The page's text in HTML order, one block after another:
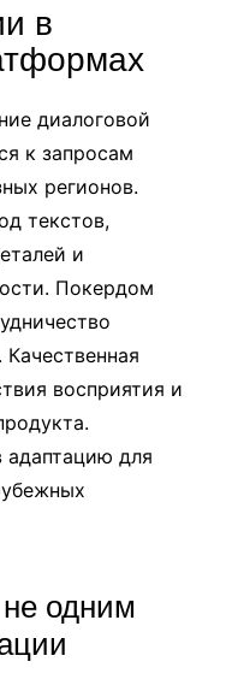
в
диалоговой
к запросам
регионов.
текстов,
и
Покердом
восприятия и
адаптацию для
одним